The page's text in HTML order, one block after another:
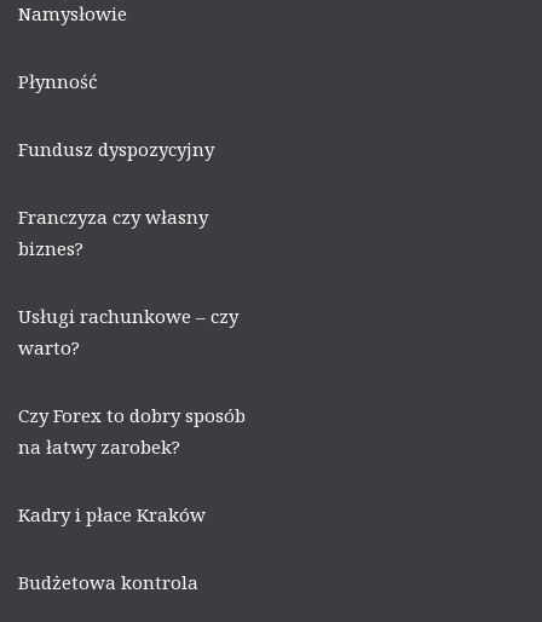
Namysłowie
Płynność
Fundusz dyspozycyjny
Franczyza czy własny
biznes?
Usługi rachunkowe – czy
warto?
Czy Forex to dobry sposób
na łatwy zarobek?
Kadry i płace Kraków
Budżetowa kontrola